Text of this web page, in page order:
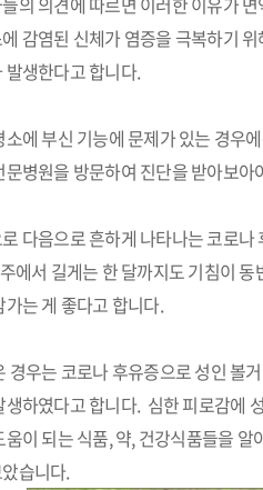
감염된 신체가 염증을극복하기
발생한다고 합니다.
소에 부신 기능에 문제가 있는 경우
문병원을 방문하여 진단을 받아보아
다음으로 흔하게 나타나는코로나
에서 길게는 한 달까지도 기침이동
가는 게 좋다고 합니다.
경우는 코로나 후유증으로 성인 볼
생하였다고 합니다. 심한 피로감에
움이 되는 식품, 약, 건강식품들을 알
습니다.